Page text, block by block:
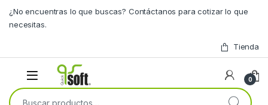
¿No encuentras lo que buscas? Contáctanos para cotizar lo que
necesitas.
Tienda
0
Buscar por: